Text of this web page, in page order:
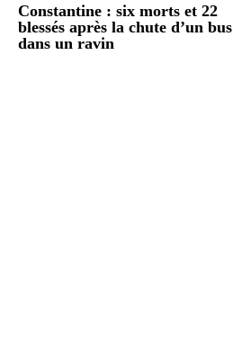
Constantine : six morts et 22
blessés après la chute d’un bus
dans un ravin